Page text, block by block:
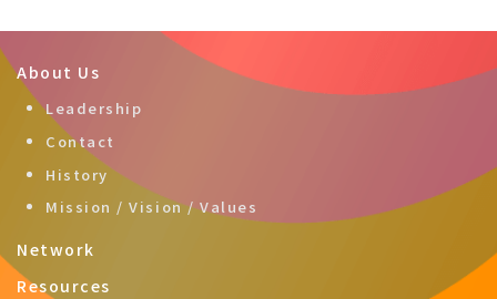
About Us
Leadership
Contact
History
Mission / Vision / Values
Network
Resources